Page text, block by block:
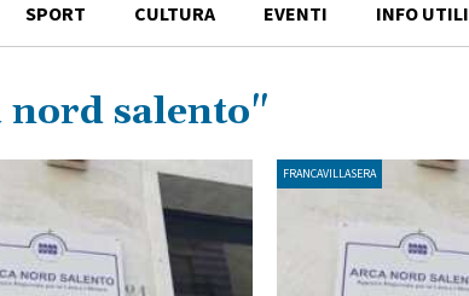
SPORT CULTURA EVENTI INFO UTILI
nord salento"
FRANCAVILLASERA